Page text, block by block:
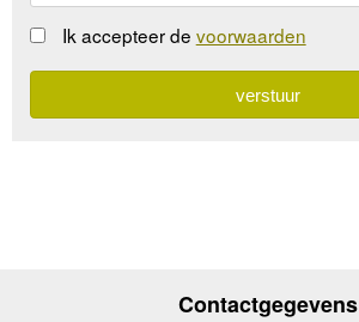
Ik accepteer de voorwaarden
Contactgegevens